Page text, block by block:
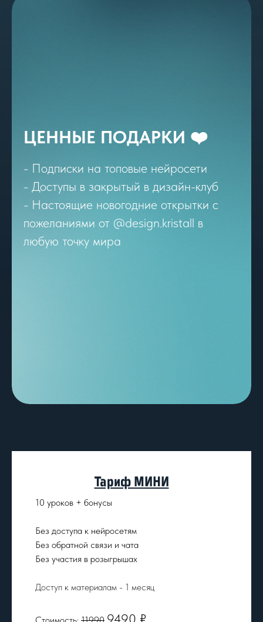
ЦЕННЫЕ ПОДАРКИ ❤️
- Подписки на топовые нейросети
- Доступы в закрытый в дизайн-клуб
- Настоящие новогодние открытки с
пожеланиями от @design.kristall в
любую точку мира
Тариф МИНИ
10 уроков + бонусы
Без доступа к нейросетям
Без обратной связи и чата
Без участия в розыгрышах
Доступ к материалам - 1 месяц
9490 ₽